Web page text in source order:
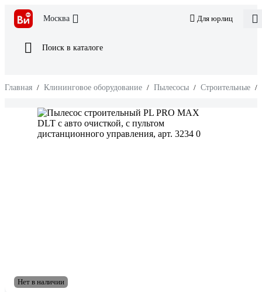
Москва Для юрлиц
Поиск в каталоге
Главная / Клининговое оборудование / Пылесосы / Строительные /
Нет в наличии